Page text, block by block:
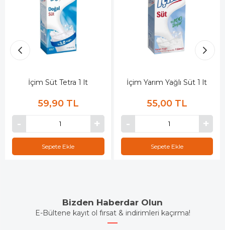
İçim Süt Tetra 1 lt
59,90 TL
Sepete Ekle
İçim Yarım Yağlı Süt 1 lt
55,00 TL
Sepete Ekle
Bizden Haberdar Olun
E-Bültene kayıt ol fırsat & indirimleri kaçırma!